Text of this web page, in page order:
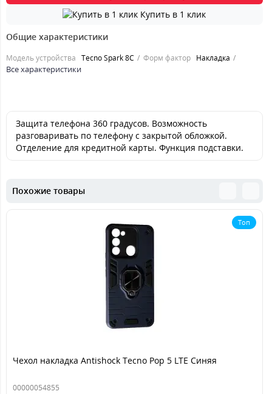
Купить в 1 клик
Общие характеристики
Модель устройства Tecno Spark 8C Форм фактор Накладка
Все характеристики
Защита телефона 360 градусов. Возможность
разговаривать по телефону с закрытой обложкой.
Отделение для кредитной карты. Функция подставки.
Похожие товары
Топ
Чехол накладка Antishock Tecno Pop 5 LTE Синяя
00000054855